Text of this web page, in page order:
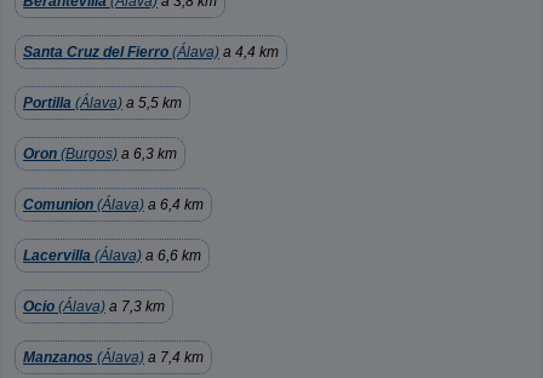
Santa Cruz del Fierro (Álava) a 4,4 km
Portilla (Álava) a 5,5 km
Oron (Burgos) a 6,3 km
Comunion (Álava) a 6,4 km
Lacervilla (Álava) a 6,6 km
Ocio (Álava) a 7,3 km
Manzanos (Álava) a 7,4 km